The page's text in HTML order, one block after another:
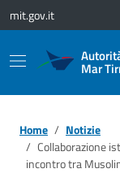
Vai ai contenuti
Vai al footer
mit.gov.it
Mar
Home
Notizie
Collaborazione
incontro tra